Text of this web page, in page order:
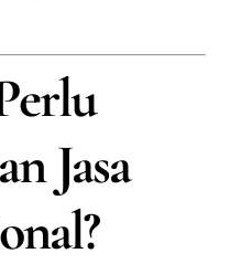
Jasa